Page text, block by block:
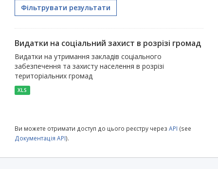
Фільтрувати результати
Видатки на соціальний захист в розрізі громад
Видатки на утримання закладів соціального
забезпечення та захисту населення в розрізі
територіальних громад
XLS
Ви можете отримати доступ до цього реєстру через API (see
Документація API).